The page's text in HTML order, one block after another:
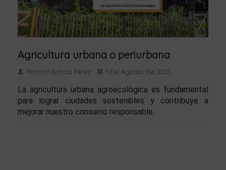
Agricultura urbana o periurbana
Marisol García Pérez 1 De Agosto De 2021
La agricultura urbana agroecológica es fundamental
para lograr ciudades sostenibles y contribuye a
mejorar nuestro consumo responsable.